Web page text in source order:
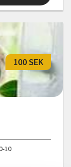
100 SEK
10